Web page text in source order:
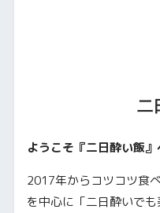
二
ようこそ『二日酔い飯』
2017年からコツコツ食
を中心に「二日酔いで